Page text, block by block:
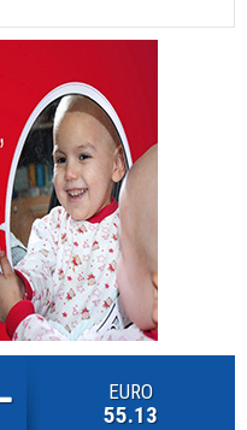
EURO
55.13